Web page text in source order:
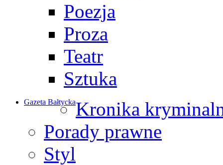
Poezja
Proza
Teatr
Sztuka
Gazeta BałtyckaKronika
Porady prawne
Styl